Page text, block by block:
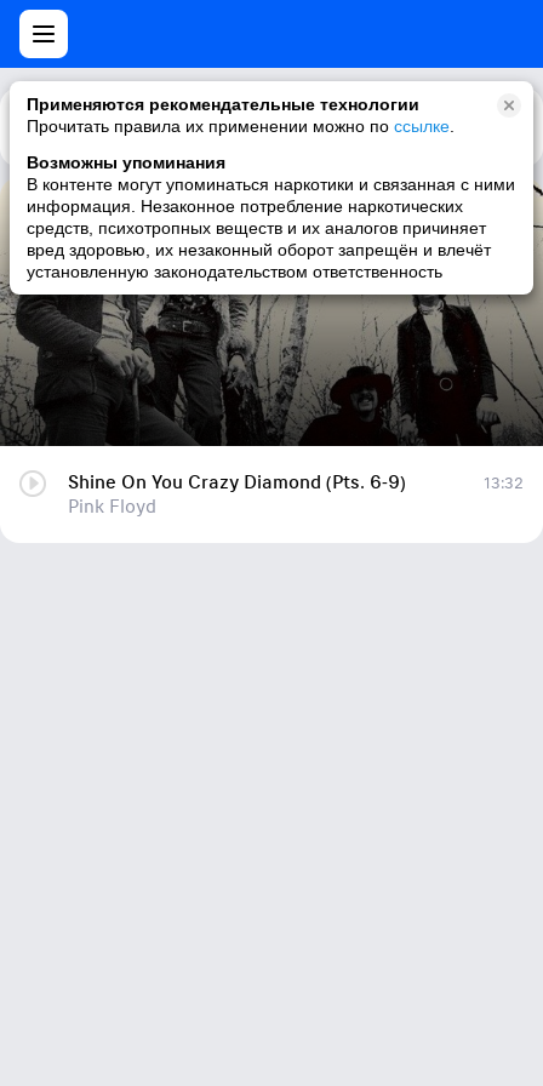
Применяются рекомендательные технологии
Прочитать правила их применении можно по ссылке
Возможны упоминания
В контенте могут упоминаться наркотики и связанная с ними
информация. Незаконное потребление наркотических
средств, психотропных веществ и их аналогов причиняет
вред здоровью, их незаконный оборот запрещён и влечёт
установленную законодательством ответственность
Каталог Рекомендации
Shine On You Crazy Diamond (Pts. 6-9)
Pink Floyd
Shine On You Crazy Diamond (Pts. 6-9)
Pink Floyd
13:32